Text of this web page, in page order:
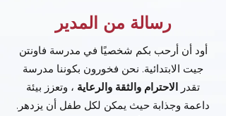
رسالة من المدير
أود أن أرحب بكم شخصيًا في مدرسة فاونتن
جيت الابتدائية. نحن فخورون بكوننا مدرسة
تقدر الاحترام والثقة والرعاية ، وتعزز بيئة
داعمة وجذابة حيث يمكن لكل طفل أن يزدهر.